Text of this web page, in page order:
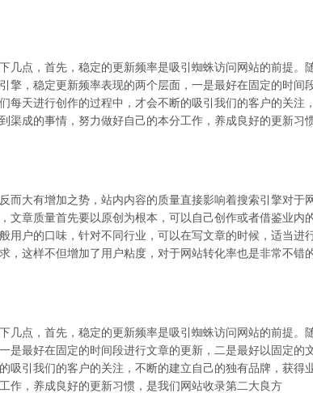
点，首先，稳定的更新频率是吸引蜘蛛访问网站的前提。
，稳定更新频率表现的两个层面，一是最好在固定的时间
天进行创作的过程中，才会不断的吸引我们的客户的关注
成的事情，努力做好自己的本分工作，养成良好的更新习
大有增加之势，站内内容的质量直接影响着搜索引擎对于
章质量首先要以原创为根本，可以自己创作或者借鉴业内
户的口味，针对不同行业，可以在写文章的时候，适当进
这样不但增加了用户粘度，对于网站转化率也是非常不错
点，首先，稳定的更新频率是吸引蜘蛛访问网站的前提。
最好在固定的时间段进行文章的更新，二是最好以固定的
引我们的客户的关注，不断的建立自己的独有品牌，获得
作，养成良好的更新习惯，是我们网站收录第二大良方